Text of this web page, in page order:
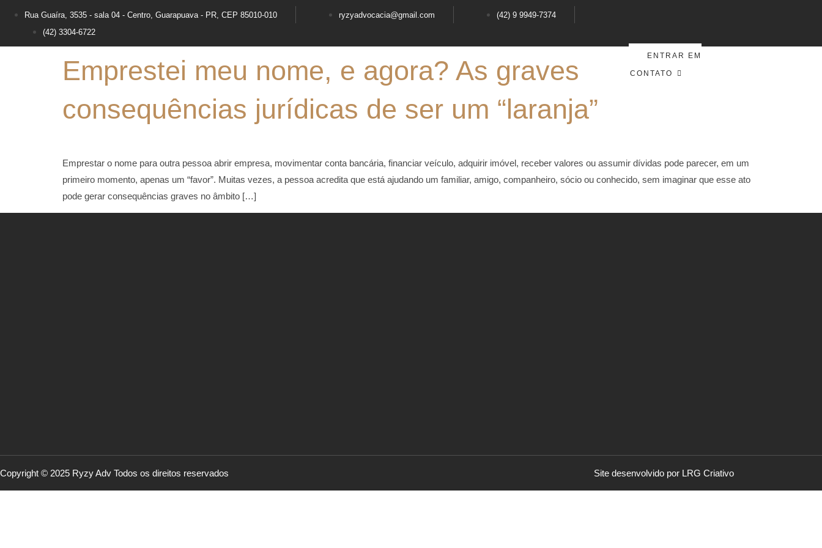
Rua Guaíra, 3535 - sala 04 - Centro, Guarapuava - PR, CEP 85010-010 ryzyadvocacia@gmail.com
(42) 9 9949-7374
(42) 3304-6722
ENTRAR EM
CONTATO
Emprestei meu nome, e agora? As graves
consequências jurídicas de ser um “laranja”
Emprestar o nome para outra pessoa abrir empresa, movimentar conta bancária, financiar veículo, adquirir imóvel, receber valores ou assumir dívidas pode parecer, em um
primeiro momento, apenas um “favor”. Muitas vezes, a pessoa acredita que está ajudando um familiar, amigo, companheiro, sócio ou conhecido, sem imaginar que esse ato
pode gerar consequências graves no âmbito […]
Copyright © 2025 Ryzy Adv Todos os direitos reservados Site desenvolvido por LRG Criativo